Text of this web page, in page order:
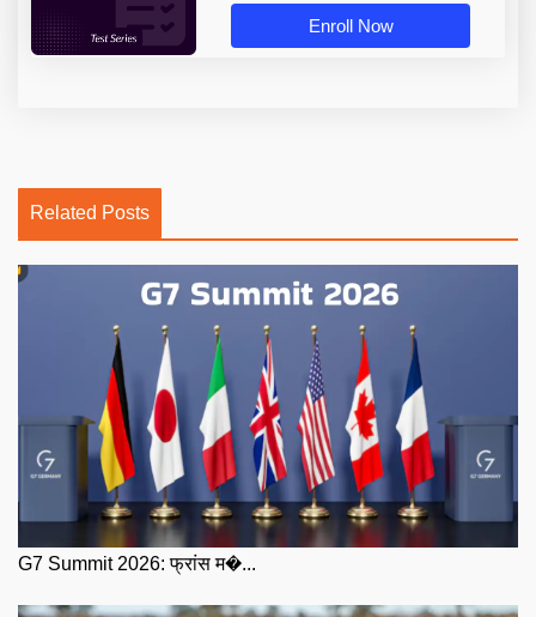
Enroll Now
Related Posts
G7 Summit 2026: फ्रांस म�...